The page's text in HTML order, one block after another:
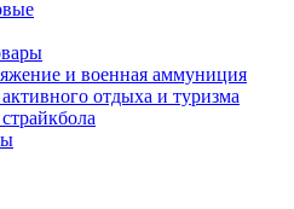
и военная аммуниция
отдыха и туризма